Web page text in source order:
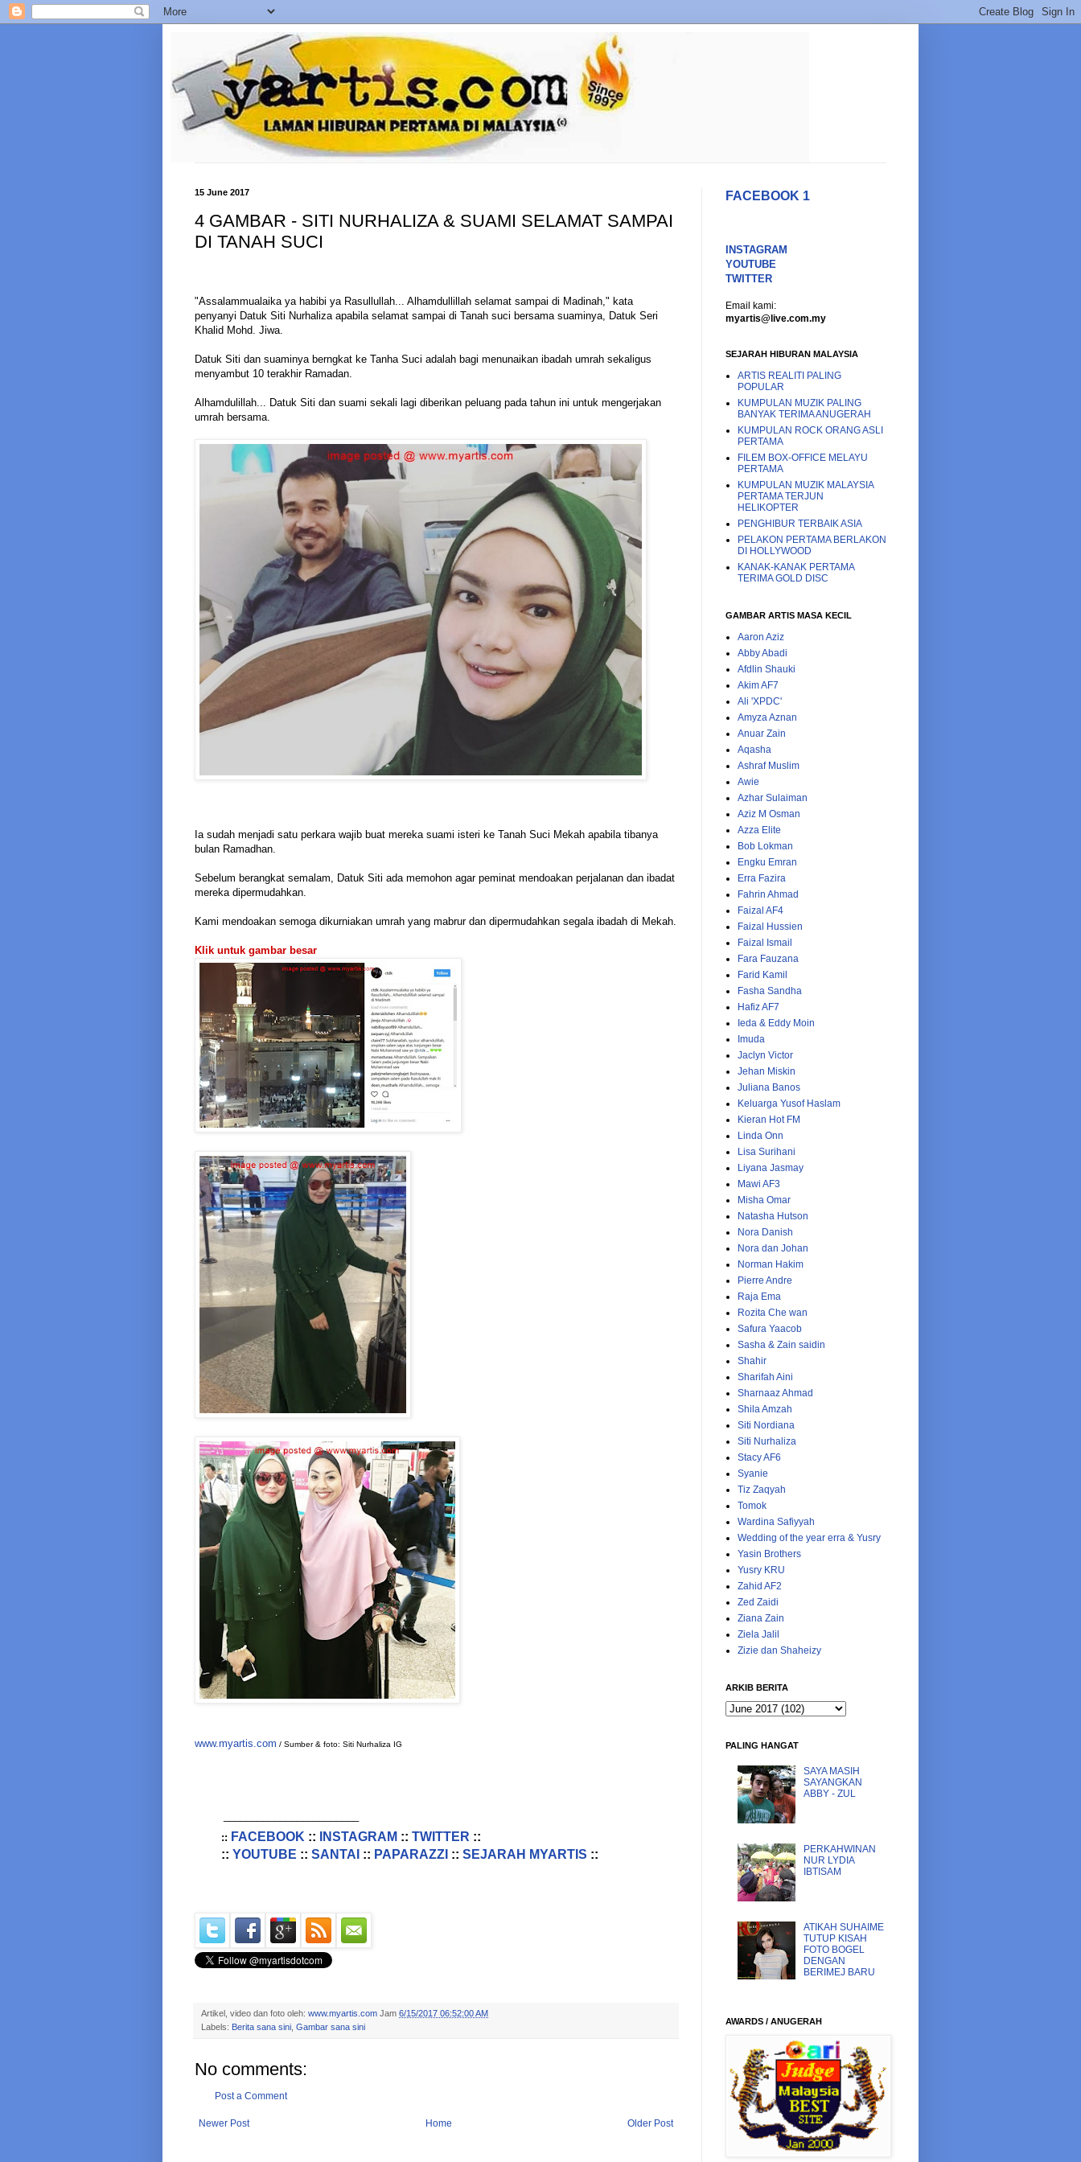
15 June 2017
4 GAMBAR - SITI NURHALIZA & SUAMI SELAMAT SAMPAI
DI TANAH SUCI
"Assalammualaika ya habibi ya Rasullullah... Alhamdullillah selamat sampai di Madinah," kata
penyanyi Datuk Siti Nurhaliza apabila selamat sampai di Tanah suci bersama suaminya, Datuk Seri
Khalid Mohd. Jiwa.
Datuk Siti dan suaminya berngkat ke Tanha Suci adalah bagi menunaikan ibadah umrah sekaligus
menyambut 10 terakhir Ramadan.
Alhamdulillah... Datuk Siti dan suami sekali lagi diberikan peluang pada tahun ini untuk mengerjakan
umrah bersama.
Ia sudah menjadi satu perkara wajib buat mereka suami isteri ke Tanah Suci Mekah apabila tibanya
bulan Ramadhan.
Sebelum berangkat semalam, Datuk Siti ada memohon agar peminat mendoakan perjalanan dan ibadat
mereka dipermudahkan.
Kami mendoakan semoga dikurniakan umrah yang mabrur dan dipermudahkan segala ibadah di Mekah.
Klik untuk gambar besar
www.myartis.com / Sumber & foto: Siti Nurhaliza IG
:: FACEBOOK :: INSTAGRAM :: TWITTER ::
:: YOUTUBE :: SANTAI :: PAPARAZZI :: SEJARAH MYARTIS ::
Artikel, video dan foto oleh: www.myartis.com Jam 6/15/2017 06:52:00 AM
Labels: Berita sana sini Gambar sana sini
No comments:
Post a Comment
Newer Post Older Post
Home
FACEBOOK 1
INSTAGRAM
YOUTUBE
TWITTER
Email kami:
myartis@live.com.my
SEJARAH HIBURAN MALAYSIA
ARTIS REALITI PALING
POPULAR
KUMPULAN MUZIK PALING
BANYAK TERIMA ANUGERAH
KUMPULAN ROCK ORANG ASLI
PERTAMA
FILEM BOX-OFFICE MELAYU
PERTAMA
KUMPULAN MUZIK MALAYSIA
PERTAMA TERJUN
HELIKOPTER
PENGHIBUR TERBAIK ASIA
PELAKON PERTAMA BERLAKON
DI HOLLYWOOD
KANAK-KANAK PERTAMA
TERIMA GOLD DISC
GAMBAR ARTIS MASA KECIL
Aaron Aziz
Abby Abadi
Afdlin Shauki
Akim AF7
Ali 'XPDC'
Amyza Aznan
Anuar Zain
Aqasha
Ashraf Muslim
Awie
Azhar Sulaiman
Aziz M Osman
Azza Elite
Bob Lokman
Engku Emran
Erra Fazira
Fahrin Ahmad
Faizal AF4
Faizal Hussien
Faizal Ismail
Fara Fauzana
Farid Kamil
Fasha Sandha
Hafiz AF7
Ieda & Eddy Moin
Imuda
Jaclyn Victor
Jehan Miskin
Juliana Banos
Keluarga Yusof Haslam
Kieran Hot FM
Linda Onn
Lisa Surihani
Liyana Jasmay
Mawi AF3
Misha Omar
Natasha Hutson
Nora Danish
Nora dan Johan
Norman Hakim
Pierre Andre
Raja Ema
Rozita Che wan
Safura Yaacob
Sasha & Zain saidin
Shahir
Sharifah Aini
Sharnaaz Ahmad
Shila Amzah
Siti Nordiana
Siti Nurhaliza
Stacy AF6
Syanie
Tiz Zaqyah
Tomok
Wardina Safiyyah
Wedding of the year erra & Yusry
Yasin Brothers
Yusry KRU
Zahid AF2
Zed Zaidi
Ziana Zain
Ziela Jalil
Zizie dan Shaheizy
ARKIB BERITA
PALING HANGAT
SAYA MASIH
SAYANGKAN
ABBY - ZUL
PERKAHWINAN
NUR LYDIA
IBTISAM
ATIKAH SUHAIME
TUTUP KISAH
FOTO BOGEL
DENGAN
BERIMEJ BARU
AWARDS / ANUGERAH